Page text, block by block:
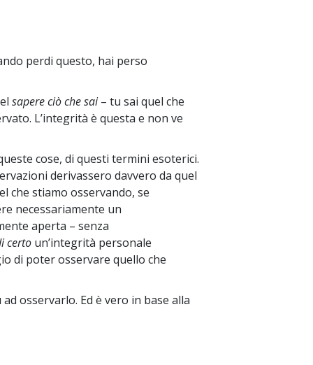
perdi questo, hai perso
sapere ciò che sai– tu sai quel che
L’integrità è questa e non ve
cose, di questi termini esoterici.
derivassero davvero da quel
che stiamo osservando, se
necessariamente un
aperta – senza
certo un’integrità personale
di poter osservare quello che
osservarlo. Ed è vero in base alla